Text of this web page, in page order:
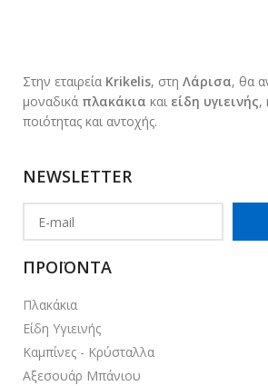
Στην εταιρεία Krikelis, στη Λάρισα, θα
μοναδικά πλακάκια και είδη υγιεινής,
ποιότητας και αντοχής.
NEWSLETTER
ΠΡΟΪΟΝΤΑ
Πλακάκια
Είδη Υγιεινής
Καμπίνες - Κρύσταλλα
Αξεσουάρ Μπάνιου